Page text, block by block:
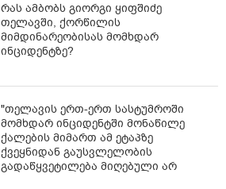
რას ამბობს გიორგი ყიფშიძე
თელავში, ქორწილის
მიმდინარეობისას მომხდარ
ინციდენტზე?
"თელავის ერთ-ერთ სასტუმროში
მომხდარ ინციდენტში მონაწილე
ქალების მიმართ ამ ეტაპზე
ქვეყნიდან გაუსვლელობის
გადაწყვეტილება მიღებული არ